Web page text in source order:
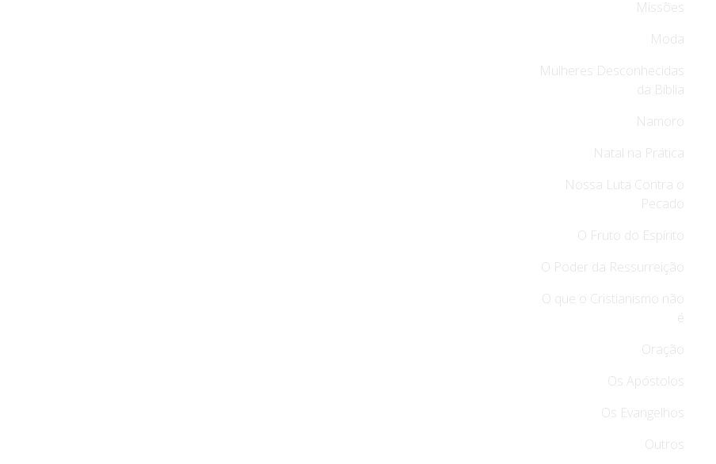
Missões
Moda
Mulheres Desconhecidas
da Bíblia
Namoro
Natal na Prática
Nossa Luta Contra o
Pecado
O Fruto do Espírito
O Poder da Ressurreição
O que o Cristianismo não
é
Oração
Os Apóstolos
Os Evangelhos
Outros